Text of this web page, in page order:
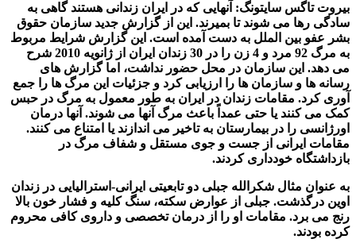
بیروت تاگس سايتونگ: آنهایی که در ایران زندانی هستند گاهی به
سادگی رها می شوند تا بمیرند. این از گزارش جدید سازمان حقوق
بشر عفو بین الملل به دست آمده است. این گزارش شرایط مربوط
به مرگ 92 مرد و 4 زن را در 30 زندان ایران از ژانویه 2010 شرح
می دهد. این سازمان در محل حضور نداشت، اما گزارش های
رسانه ها و سازمان ها را ارزیابی کرد و جزئیات این مرگ ها را جمع
آوری کرد. مقامات زندان در ایران به طور معمول به مرگ در حبس
کمک می کنند یا حتی عمداً باعث مرگ آنها می شوند. آنها درمان
اورژانسی را در بیمارستان به تاخیر می اندازند یا امتناع می کنند.
مقامات ایرانی از جست و جوی مستقل و شفاف مرگ در
بازداشتگاه خودداری کردند.
به عنوان مثال شکرالله جبلی دو تابعیتی ایرانی-استرالیایی در زندان
اوین درگذشت. جبلی از عوارض سکته، سنگ کلیه و فشار خون بالا
رنج می برد. مقامات او را از درمان تخصصی و داروی کافی محروم
کرده بودند.